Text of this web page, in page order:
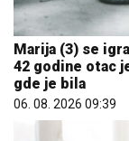
Marija (3) se
42 godine otac
gde je bila
06. 08. 2026 09:39